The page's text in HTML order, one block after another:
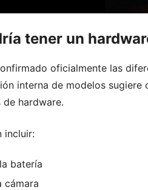
tener un
oficialmente las
interna de modelos sugiere
hardware.
incluir:
batería
cámara